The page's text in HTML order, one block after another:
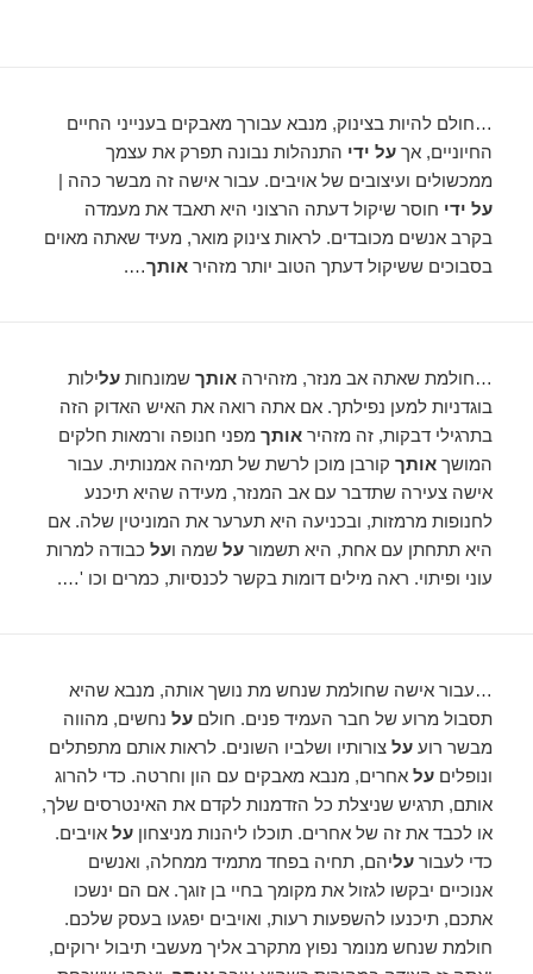
…חולם להיות בצינוק, מנבא עבורך מאבקים בענייני החיים
החיוניים, אךעל ידי התנהלות נבונה תפרק את עצמך
ממכשולים ועיצובים של אויבים. עבור אישה זה מבשר כהה |
על ידי חוסר שיקול דעתה הרצוני היא תאבד את מעמדה
בקרב אנשים מכובדים. לראות צינוק מואר, מעיד שאתה מאוים
בסבוכים ששיקול דעתך הטוב יותר מזהיראותך….
…חולמת שאתה אב מנזר, מזהירהאותך שמונחותעלילות
בוגדניות למען נפילתך. אם אתה רואה את האיש האדוק הזה
בתרגילי דבקות, זה מזהיראותך מפני חנופה ורמאות חלקים
המושךאותך קורבן מוכן לרשת של תמיהה אמנותית. עבור
אישה צעירה שתדבר עם אב המנזר, מעידה שהיא תיכנע
לחנופות מרמזות, ובכניעה היא תערער את המוניטין שלה. אם
היא תתחתן עם אחת, היא תשמורעל שמה ועל כבודה למרות
עוני ופיתוי. ראה מילים דומות בקשר לכנסיות, כמרים וכו '….
…עבור אישה שחולמת שנחש מת נושך אותה, מנבא שהיא
תסבול מרוע של חבר העמיד פנים. חולםעל נחשים, מהווה
מבשר רועעל צורותיו ושלביו השונים. לראות אותם מתפתלים
ונופליםעל אחרים, מנבא מאבקים עם הון וחרטה. כדי להרוג
אותם, תרגיש שניצלת כל הזדמנות לקדם את האינטרסים שלך,
או לכבד את זה של אחרים. תוכלו ליהנות מניצחוןעל אויבים.
כדי לעבורעליהם, תחיה בפחד מתמיד ממחלה, ואנשים
אנוכיים יבקשו לגזול את מקומך בחיי בן זוגך. אם הם ינשכו
אתכם, תיכנעו להשפעות רעות, ואויבים יפגעו בעסק שלכם.
חולמת שנחש מנומר נפוץ מתקרב אליך מעשבי תיבול ירוקים,